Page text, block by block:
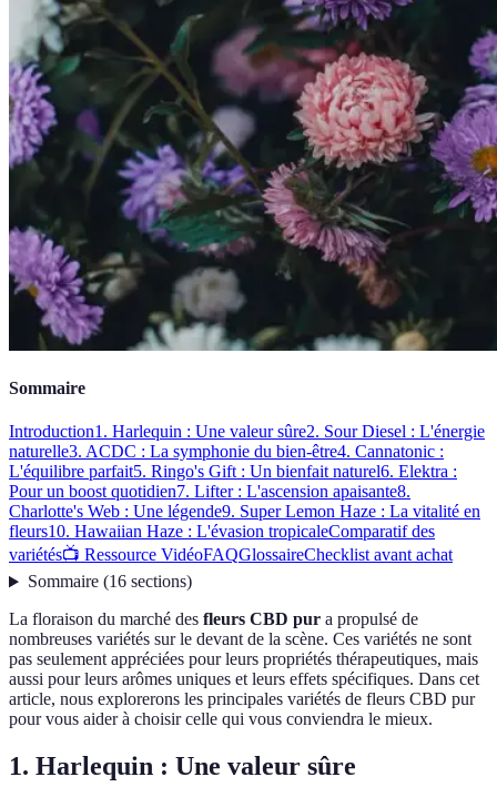
Sommaire
Introduction1. Harlequin : Une valeur sûre2. Sour Diesel : L'énergie
naturelle3. ACDC : La symphonie du bien-être4. Cannatonic :
L'équilibre parfait5. Ringo's Gift : Un bienfait naturel6. Elektra :
Pour un boost quotidien7. Lifter : L'ascension apaisante8.
Charlotte's Web : Une légende9. Super Lemon Haze : La vitalité en
fleurs10. Hawaiian Haze : L'évasion tropicaleComparatif des
variétés📺 Ressource VidéoFAQGlossaireChecklist avant achat
Sommaire(16 sections)
La floraison du marché des fleurs CBD pur a propulsé de
nombreuses variétés sur le devant de la scène. Ces variétés ne sont
pas seulement appréciées pour leurs propriétés thérapeutiques, mais
aussi pour leurs arômes uniques et leurs effets spécifiques. Dans cet
article, nous explorerons les principales variétés de fleurs CBD pur
pour vous aider à choisir celle qui vous conviendra le mieux.
1. Harlequin : Une valeur sûre